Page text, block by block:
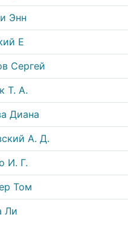
Энн
Е
Сергей
Т. А.
Диана
А. Д.
И. Г.
Том
Ли